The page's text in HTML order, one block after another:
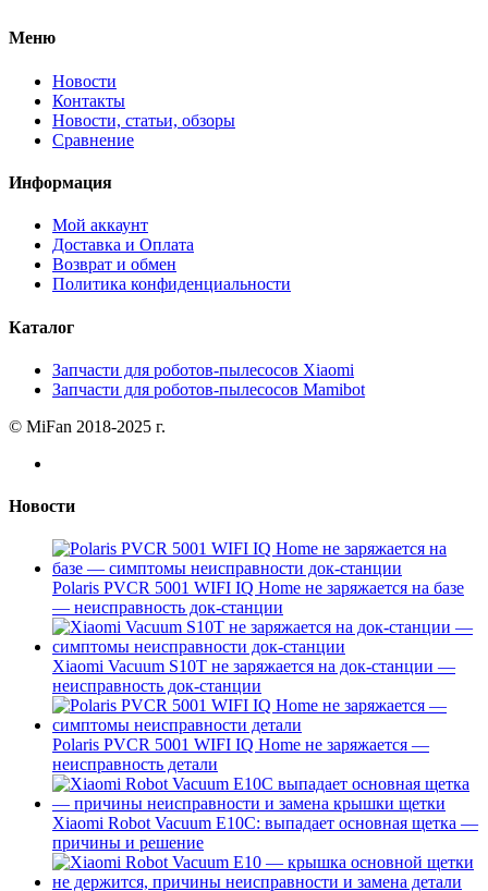
Меню
Новости
Контакты
Новости, статьи, обзоры
Сравнение
Информация
Мой аккаунт
Доставка и Оплата
Возврат и обмен
Политика конфиденциальности
Каталог
Запчасти для роботов-пылесосов Xiaomi
Запчасти для роботов-пылесосов Mamibot
© MiFan 2018-2025 г.
Новости
Polaris PVCR 5001 WIFI IQ Home не заряжается на базе
— неисправность док-станции
Xiaomi Vacuum S10T не заряжается на док-станции —
неисправность док-станции
Polaris PVCR 5001 WIFI IQ Home не заряжается —
неисправность детали
Xiaomi Robot Vacuum E10C: выпадает основная щетка —
причины и решение